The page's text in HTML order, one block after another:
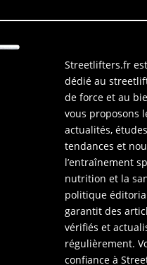
Streetlifters.fr
dédié au
de force et au
vous proposons
actualités,
tendances et
l’entraînement
nutrition et la
politique
garantit des
vérifiés et
régulièrement.
confiance à